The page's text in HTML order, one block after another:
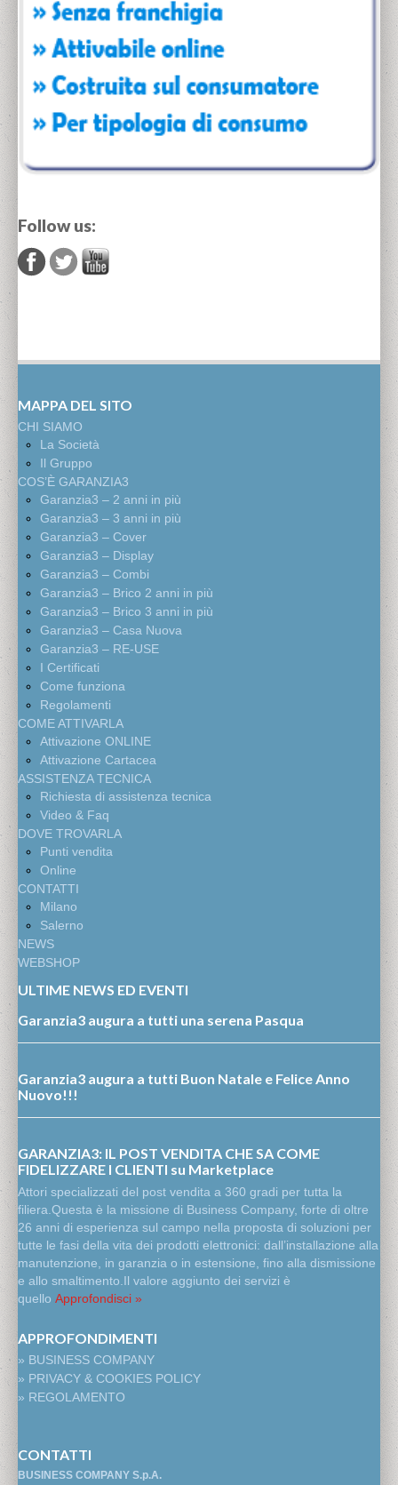
Follow us:
MAPPA DEL SITO
CHI SIAMO
La Società
Il Gruppo
COS’È GARANZIA3
Garanzia3 – 2 anni in più
Garanzia3 – 3 anni in più
Garanzia3 – Cover
Garanzia3 – Display
Garanzia3 – Combi
Garanzia3 – Brico 2 anni in più
Garanzia3 – Brico 3 anni in più
Garanzia3 – Casa Nuova
Garanzia3 – RE-USE
I Certificati
Come funziona
Regolamenti
COME ATTIVARLA
Attivazione ONLINE
Attivazione Cartacea
ASSISTENZA TECNICA
Richiesta di assistenza tecnica
Video & Faq
DOVE TROVARLA
Punti vendita
Online
CONTATTI
Milano
Salerno
NEWS
WEBSHOP
ULTIME NEWS ED EVENTI
Garanzia3 augura a tutti una serena Pasqua
Garanzia3 augura a tutti Buon Natale e Felice Anno
Nuovo!!!
GARANZIA3: IL POST VENDITA CHE SA COME
FIDELIZZARE I CLIENTI su Marketplace
Attori specializzati del post vendita a 360 gradi per tutta la
filiera.Questa è la missione di Business Company, forte di oltre
26 anni di esperienza sul campo nella proposta di soluzioni per
tutte le fasi della vita dei prodotti elettronici: dall’installazione alla
manutenzione, in garanzia o in estensione, fino alla dismissione
e allo smaltimento.Il valore aggiunto dei servizi è
quello Approfondisci »
APPROFONDIMENTI
» BUSINESS COMPANY
» PRIVACY & COOKIES POLICY
» REGOLAMENTO
CONTATTI
BUSINESS COMPANY S.p.A.